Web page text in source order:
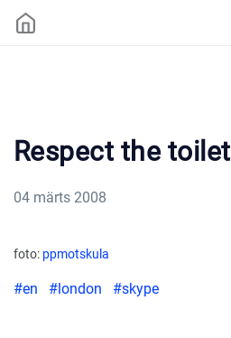
Respect the toilet
04 märts 2008
foto: ppmotskula
#en #london #skype